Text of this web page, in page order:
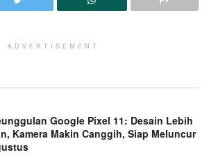
ADVERTISEMENT
Google Pixel 11: Desain Lebih
Kamera Makin Canggih, Siap Meluncur